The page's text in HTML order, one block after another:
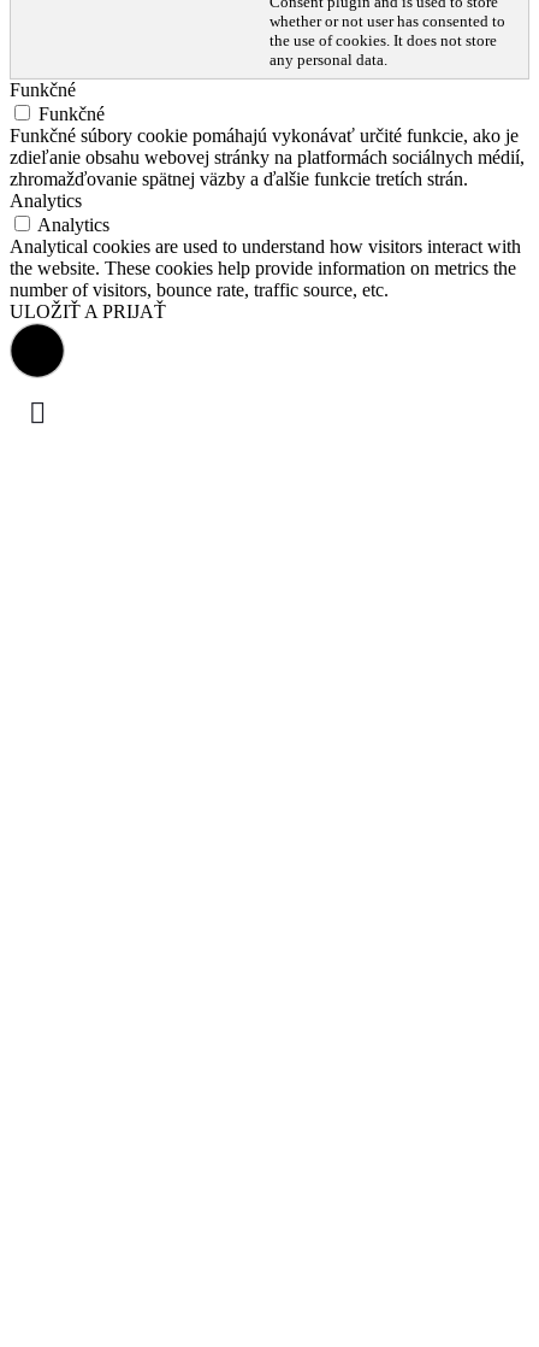
whether or not user has consented to
the use of cookies. It does not store
any personal data.
Funkčné
Funkčné
Funkčné súbory cookie pomáhajú vykonávať určité funkcie, ako je
zdieľanie obsahu webovej stránky na platformách sociálnych médií,
zhromažďovanie spätnej väzby a ďalšie funkcie tretích strán.
Analytics
Analytics
Analytical cookies are used to understand how visitors interact with
the website. These cookies help provide information on metrics the
number of visitors, bounce rate, traffic source, etc.
ULOŽIŤ A PRIJAŤ